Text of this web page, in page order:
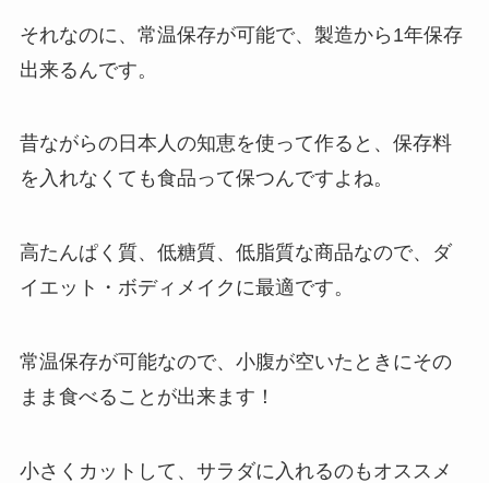
それなのに、常温保存が可能で、製造から1年保存
出来るんです。
昔ながらの日本人の知恵を使って作ると、保存料
を入れなくても食品って保つんですよね。
高たんぱく質、低糖質、低脂質な商品なので、ダ
イエット・ボディメイクに最適です。
常温保存が可能なので、小腹が空いたときにその
まま食べることが出来ます！
小さくカットして、サラダに入れるのもオススメ